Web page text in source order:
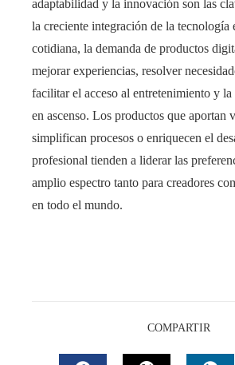
adaptabilidad y la innovación son las
la creciente integración de la tecnología
cotidiana, la demanda de productos
mejorar experiencias, resolver
facilitar el acceso al entretenimiento y
en ascenso. Los productos que aportan
simplifican procesos o enriquecen el
profesional tienden a liderar las
amplio espectro tanto para creadores
en todo el mundo.
COMPARTIR